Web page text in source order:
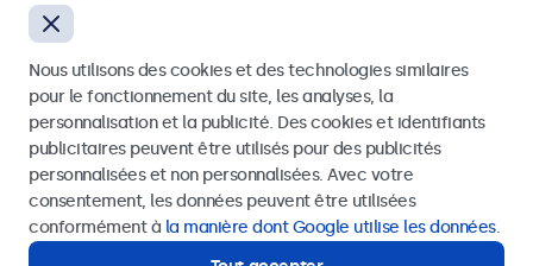
4.8/5 noté par 5000+ entreprises
Français
Envoyer
Ou appelez-nous au01 79 97 48 02
Nous utilisons des cookies et des technologies similaires
pour le fonctionnement du site, les analyses, la
personnalisation et la publicité. Des cookies et identifiants
publicitaires peuvent être utilisés pour des publicités
personnalisées et non personnalisées. Avec votre
consentement, les données peuvent être utilisées
conformément à la manière dont Google utilise les données.